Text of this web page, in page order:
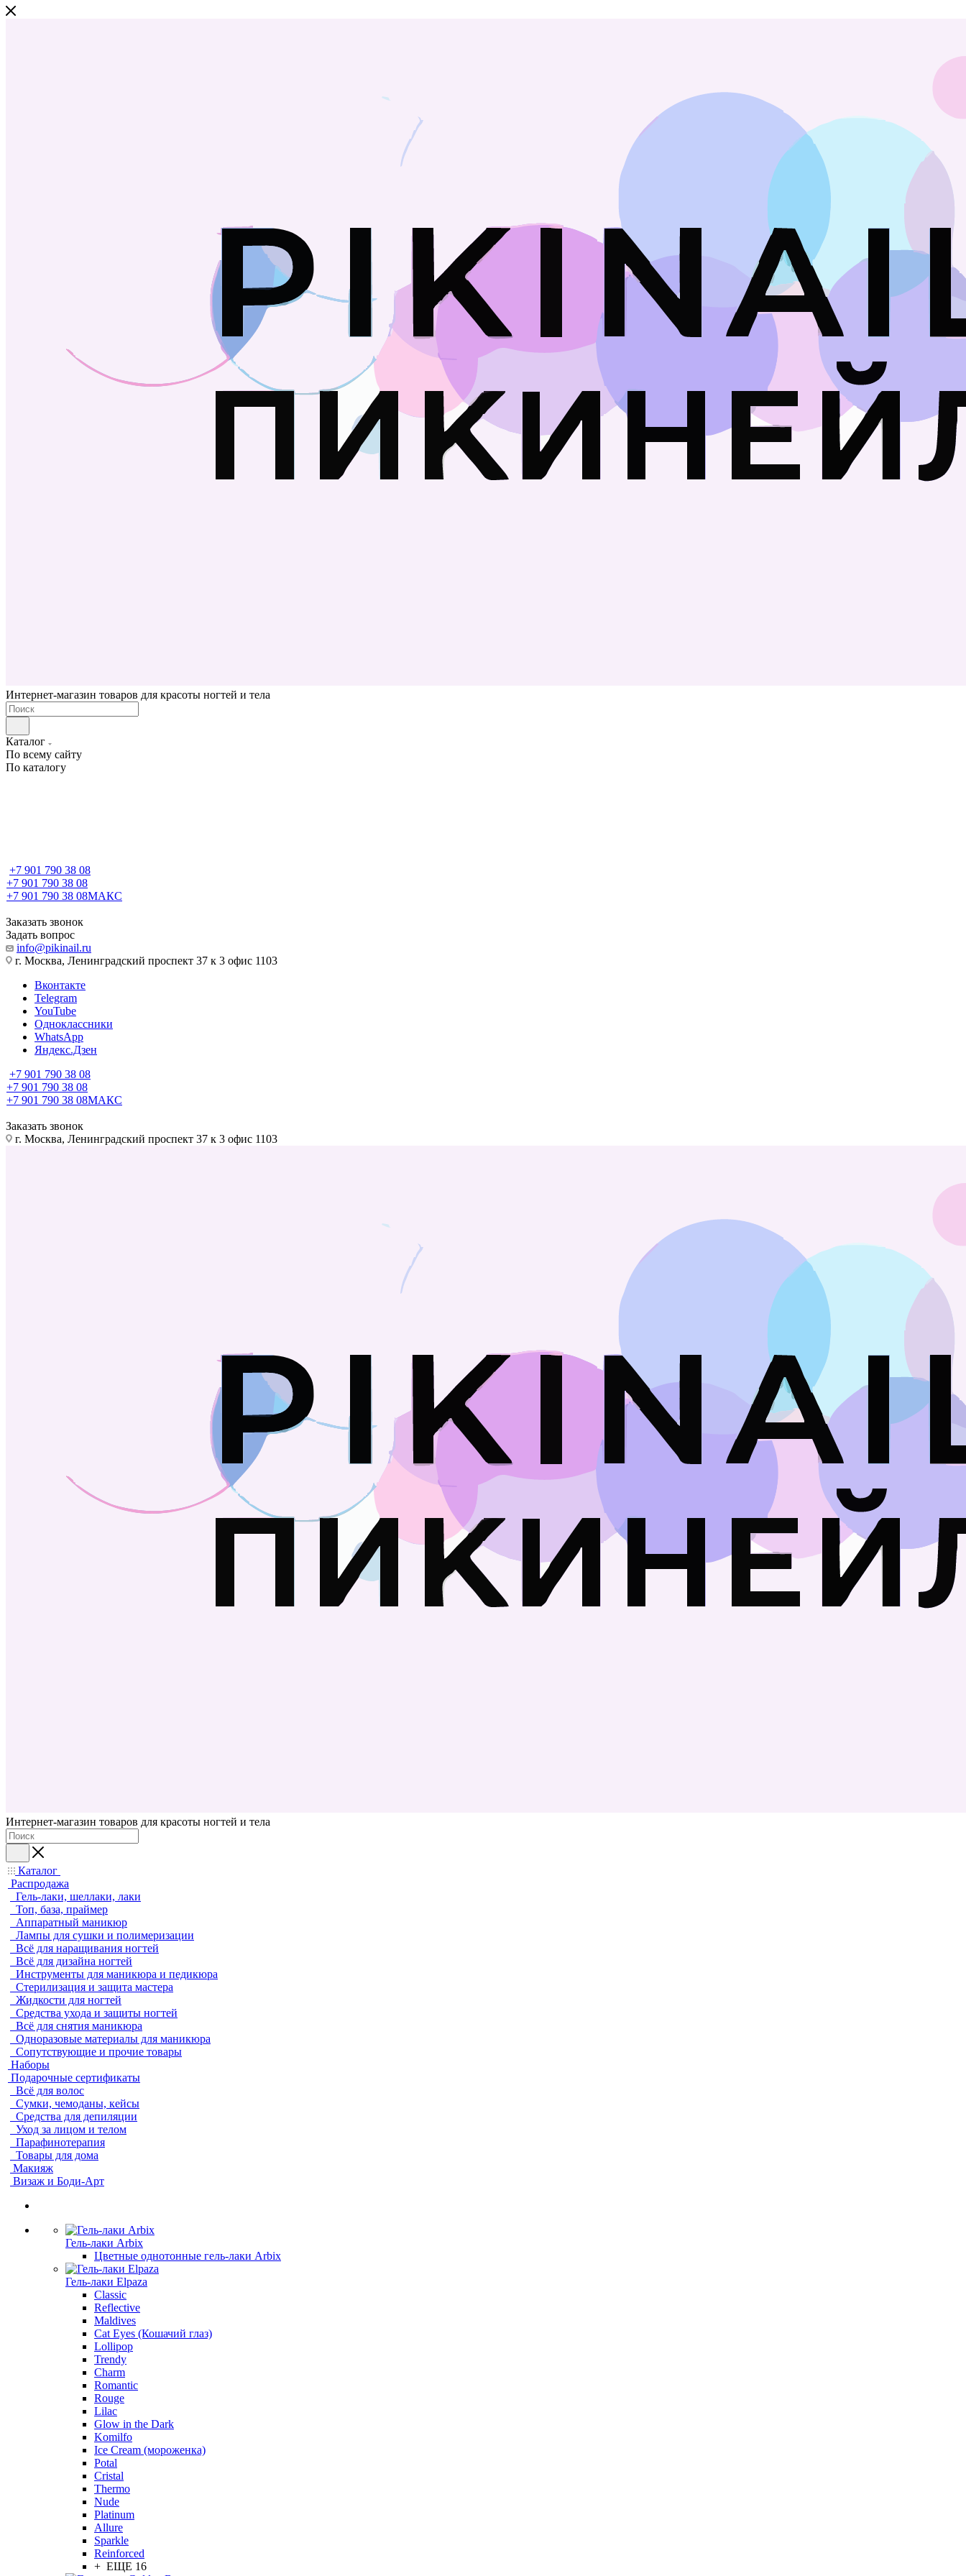
Интернет-магазин товаров для красоты ногтей и тела
Каталог
По всему сайту
По каталогу
+7 901 790 38 08
+7 901 790 38 08
+7 901 790 38 08МАКС
Заказать звонок
Задать вопрос
info@pikinail.ru
г. Москва, Ленинградский проспект 37 к 3 офис 1103
Вконтакте
Telegram
YouTube
Одноклассники
WhatsApp
Яндекс.Дзен
+7 901 790 38 08
+7 901 790 38 08
+7 901 790 38 08МАКС
Заказать звонок
г. Москва, Ленинградский проспект 37 к 3 офис 1103
Интернет-магазин товаров для красоты ногтей и тела
Каталог
Распродажа
Гель-лаки, шеллаки, лаки
Топ, база, праймер
Аппаратный маникюр
Лампы для сушки и полимеризации
Всё для наращивания ногтей
Всё для дизайна ногтей
Инструменты для маникюра и педикюра
Стерилизация и защита мастера
Жидкости для ногтей
Средства ухода и защиты ногтей
Всё для снятия маникюра
Одноразовые материалы для маникюра
Сопутствующие и прочие товары
Наборы
Подарочные сертификаты
Всё для волос
Сумки, чемоданы, кейсы
Средства для депиляции
Уход за лицом и телом
Парафинотерапия
Товары для дома
Макияж
Визаж и Боди-Арт
Гель-лаки Arbix
Цветные однотонные гель-лаки Arbix
Гель-лаки Elpaza
Classic
Reflective
Maldives
Cat Eyes (Кошачий глаз)
Lollipop
Trendy
Charm
Romantic
Rouge
Lilac
Glow in the Dark
Komilfo
Ice Cream (мороженка)
Potal
Cristal
Thermo
Nude
Platinum
Allure
Sparkle
Reinforced
+ ЕЩЕ 16